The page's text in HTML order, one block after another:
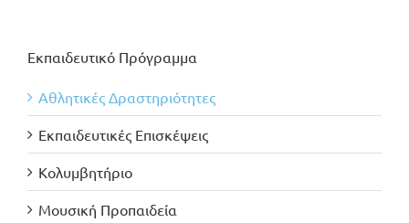
Εκπαιδευτικό Πρόγραμμα
Αθλητικές Δραστηριότητες
Εκπαιδευτικές Επισκέψεις
Κολυμβητήριο
Μουσική Προπαιδεία